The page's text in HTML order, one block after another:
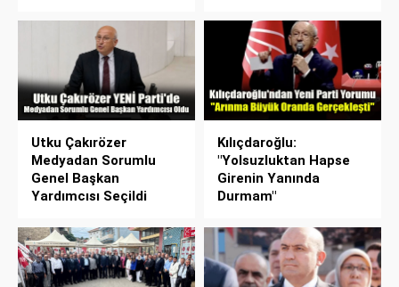
Utku Çakırözer
Medyadan Sorumlu
Genel Başkan
Yardımcısı Seçildi
Kılıçdaroğlu:
"Yolsuzluktan Hapse
Girenin Yanında
Durmam"